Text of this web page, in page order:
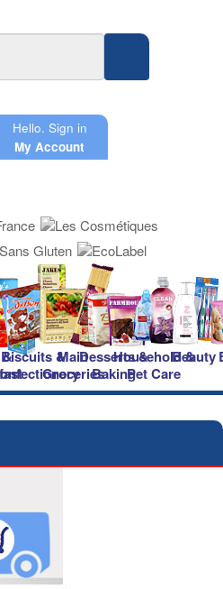
Hello. Sign in
My Account
Biscuits &Main
Groceries
Desserts &
Baking
Household &
Pet Care
Beauty